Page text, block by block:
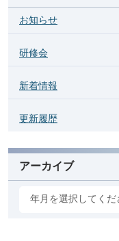
お知らせ
研修会
新着情報
更新履歴
アーカイブ